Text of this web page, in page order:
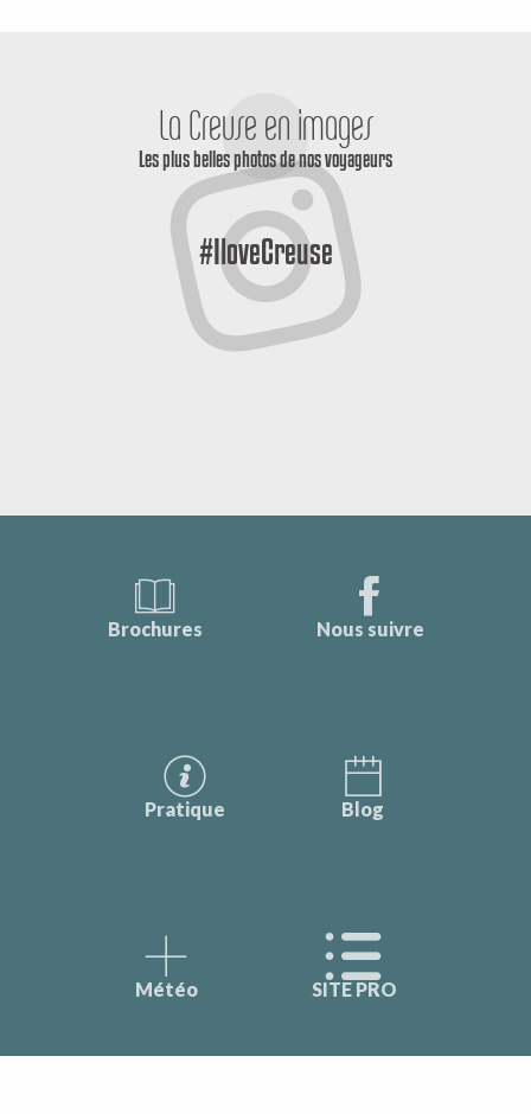
La Creuse en images
Les plus belles photos de nos voyageurs
#IloveCreuse
Brochures Nous suivre
Pratique Blog
Météo SITE PRO